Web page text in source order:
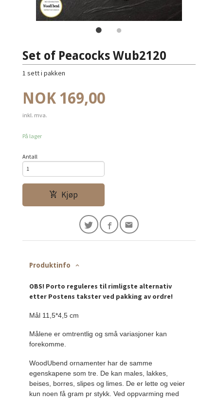
Set of Peacocks Wub2120
1 sett i pakken
Pris
NOK 169,00
inkl. mva.
På lager
Antall
Kjøp
Produktinfo
OBS! Porto reguleres til rimligste alternativ
etter Postens takster ved pakking av ordre!
Mål 11,5*4,5 cm
Målene er omtrentlig og små variasjoner kan
forekomme.
WoodUbend ornamenter har de samme
egenskapene som tre. De kan males, lakkes,
beises, borres, slipes og limes. De er lette og veier
kun noen få gram pr stykk. Ved oppvarming med